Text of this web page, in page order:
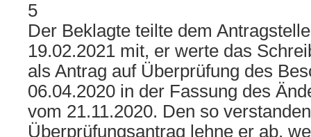
5
Der Beklagte teilte dem
19.02.2021 mit, er werte das
als Antrag auf Überprüfung des
06.04.2020 in der Fassung des
vom 21.11.2020. Den so
Überprüfungsantrag lehne er ab,